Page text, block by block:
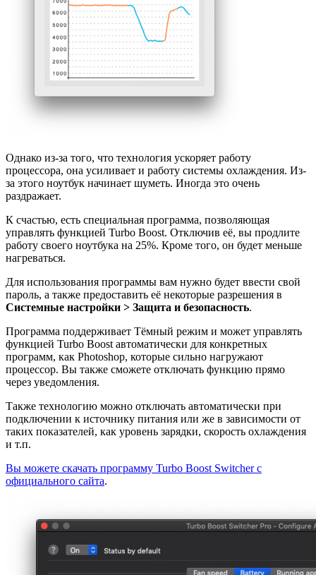
Однако из-за того, что технология ускоряет работу
процессора, она усиливает и работу системы охлаждения. Из-
за этого ноутбук начинает шуметь. Иногда это очень
раздражает.
К счастью, есть специальная программа, позволяющая
управлять функцией Turbo Boost. Отключив её, вы продлите
работу своего ноутбука на 25%. Кроме того, он будет меньше
нагреваться.
Для использования программы вам нужно будет ввести свой
пароль, а также предоставить её некоторые разрешения в
Системные настройки > Защита и безопасность.
Программа поддерживает Тёмный режим и может управлять
функцией Turbo Boost автоматически для конкретных
программ, как Photoshop, которые сильно нагружают
процессор. Вы также сможете отключать функцию прямо
через уведомления.
Также технологию можно отключать автоматически при
подключении к источнику питания или же в зависимости от
таких показателей, как уровень зарядки, скорость охлаждения
и т.п.
Вы можете скачать программу Turbo Boost Switcher с
официального сайта.